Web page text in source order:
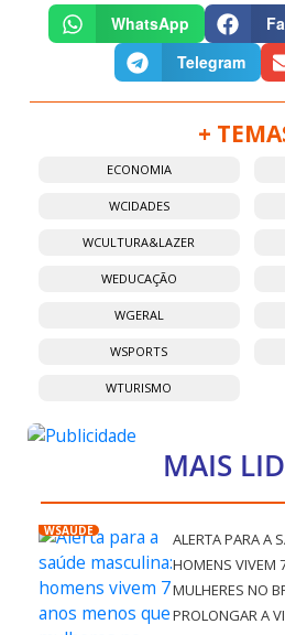
WhatsApp
Telegram
+
ECONOMIA
WCIDADES
WCULTURA&LAZER
WEDUCAÇÃO
WGERAL
WSPORTS
WTURISMO
MAIS
WSAÚDE
ALERTA PARA A
HOMENS VIVEM
MULHERES NO
PROLONGAR A